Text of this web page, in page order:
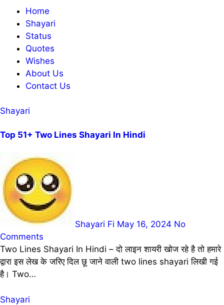
Home
Shayari
Status
Quotes
Wishes
About Us
Contact Us
Shayari
Top 51+ Two Lines Shayari In Hindi
Shayari Fi May 16, 2024 No
Comments
Two Lines Shayari In Hindi – दो लाइन शायरी खोज रहे है तो हमारे
द्वारा इस लेख के जरिए दिल छू जाने वाली two lines shayari लिखी गई
है। Two…
Shayari